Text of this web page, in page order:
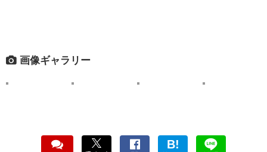
画像ギャラリー
B!